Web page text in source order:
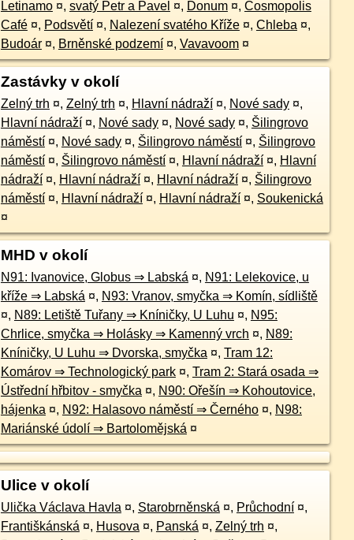
Letinamo ¤, svatý Petr a Pavel ¤, Donum ¤, Cosmopolis
Café ¤, Podsvětí ¤, Nalezení svatého Kříže ¤, Chleba ¤,
Budoár ¤, Brněnské podzemí ¤, Vavavoom ¤
Zastávky v okolí
Zelný trh ¤, Zelný trh ¤, Hlavní nádraží ¤, Nové sady ¤,
Hlavní nádraží ¤, Nové sady ¤, Nové sady ¤, Šilingrovo
náměstí ¤, Nové sady ¤, Šilingrovo náměstí ¤, Šilingrovo
náměstí ¤, Šilingrovo náměstí ¤, Hlavní nádraží ¤, Hlavní
nádraží ¤, Hlavní nádraží ¤, Hlavní nádraží ¤, Šilingrovo
náměstí ¤, Hlavní nádraží ¤, Hlavní nádraží ¤, Soukenická
¤
MHD v okolí
N91: Ivanovice, Globus ⇒ Labská ¤, N91: Lelekovice, u
kříže ⇒ Labská ¤, N93: Vranov, smyčka ⇒ Komín, sídliště
¤, N89: Letiště Tuřany ⇒ Kníničky, U Luhu ¤, N95:
Chrlice, smyčka ⇒ Holásky ⇒ Kamenný vrch ¤, N89:
Kníničky, U Luhu ⇒ Dvorska, smyčka ¤, Tram 12:
Komárov ⇒ Technologický park ¤, Tram 2: Stará osada ⇒
Ústřední hřbitov - smyčka ¤, N90: Ořešín ⇒ Kohoutovice,
hájenka ¤, N92: Halasovo náměstí ⇒ Černého ¤, N98:
Mariánské údolí ⇒ Bartolomějská ¤
Ulice v okolí
Ulička Václava Havla ¤, Starobrněnská ¤, Průchodní ¤,
Františkánská ¤, Husova ¤, Panská ¤, Zelný trh ¤,